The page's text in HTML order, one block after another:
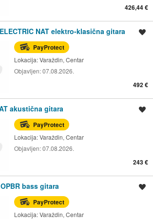
426,44 €
NAT elektro-klasična gitara
PayProtect
Lokacija:Varaždin, Centar
Objavljen:07.08.2026.
492 €
akustična gitara
PayProtect
Lokacija:Varaždin, Centar
Objavljen:07.08.2026.
243 €
bass gitara
PayProtect
Lokacija:Varaždin, Centar